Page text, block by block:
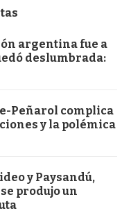
argentina fue a
deslumbrada:
Peñarol complica
y la polémica
y Paysandú,
produjo un